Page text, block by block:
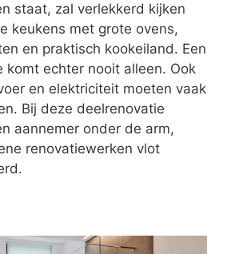
staat, zal verlekkerd kijken
keukens met grote ovens,
en praktisch kookeiland. Een
komt echter nooit alleen. Ook
en elektriciteit moeten vaak
Bij deze deelrenovatie
aannemer onder de arm,
renovatiewerken vlot